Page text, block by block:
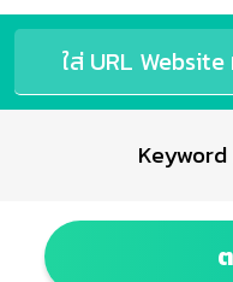
Keyword